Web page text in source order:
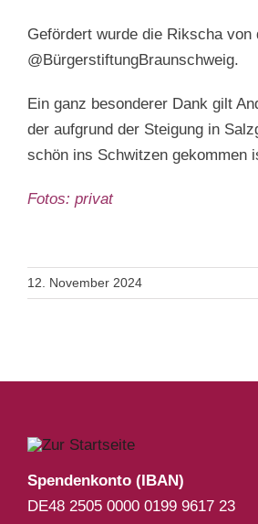
Gefördert wurde die Rikscha von
@BürgerstiftungBraunschweig.
Ein ganz besonderer Dank gilt
der aufgrund der Steigung in
schön ins Schwitzen gekommen
Fotos: privat
12. November 2024
Spendenkonto (IBAN)
DE48 2505 0000 0199 9617 23